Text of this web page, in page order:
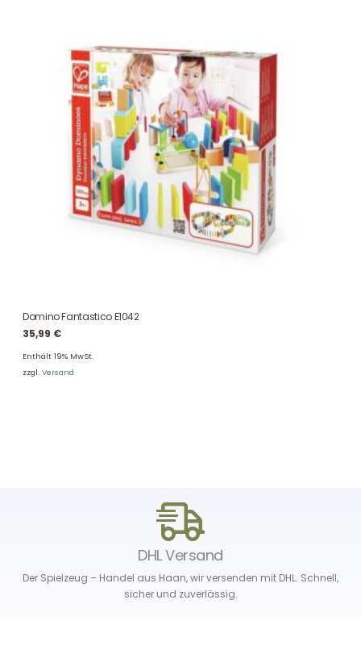
Domino Fantastico E1042
35,99 €
Enthält 19% MwSt.
zzgl. Versand
DHL Versand
Der Spielzeug – Handel aus Haan, wir versenden mit DHL. Schnell,
sicher und zuverlässig.